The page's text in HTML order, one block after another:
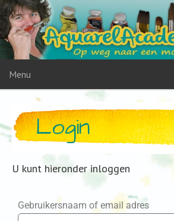
Menu
Login
U kunt hieronder inloggen
Gebruikersnaam of email adres